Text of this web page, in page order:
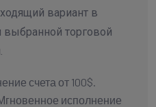
вариант в
выбранной торговой
счета от 100$.
исполнение